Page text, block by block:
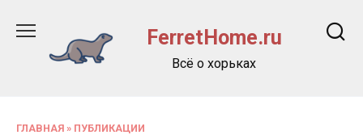
содержанию
FerretHome.ru
Всё о хорьках
ГЛАВНАЯ » ПУБЛИКАЦИИ